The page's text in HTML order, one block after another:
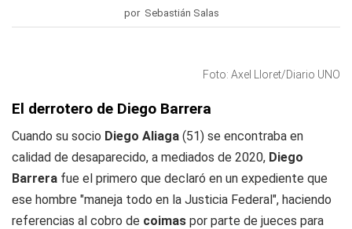
por Sebastián Salas
Foto: Axel Lloret/Diario UNO
El derrotero de Diego Barrera
Cuando su socio Diego Aliaga (51) se encontraba en
calidad de desaparecido, a mediados de 2020, Diego
Barrera fue el primero que declaró en un expediente que
ese hombre "maneja todo en la Justicia Federal", haciendo
referencias al cobro de coimas por parte de jueces para